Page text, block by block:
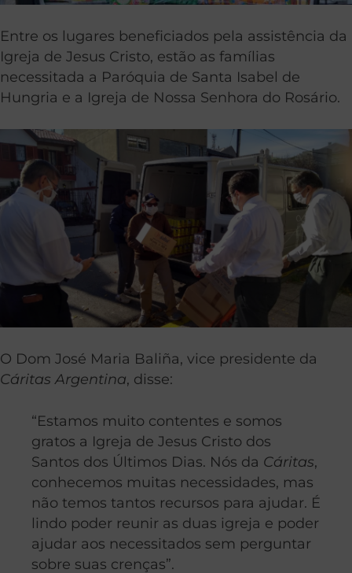
Entre os lugares beneficiados pela assistência da
Igreja de Jesus Cristo, estão as famílias
necessitada a Paróquia de Santa Isabel de
Hungria e a Igreja de Nossa Senhora do Rosário.
O Dom José Maria Baliña, vice presidente da
Cáritas Argentina, disse:
“Estamos muito contentes e somos
gratos a Igreja de Jesus Cristo dos
Santos dos Últimos Dias. Nós da Cáritas,
conhecemos muitas necessidades, mas
não temos tantos recursos para ajudar. É
lindo poder reunir as duas igreja e poder
ajudar aos necessitados sem perguntar
sobre suas crenças”.